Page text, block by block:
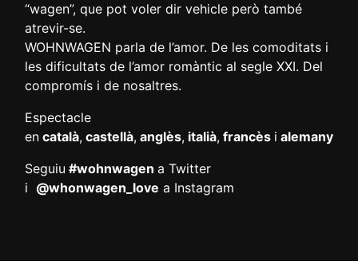
“wagen”, que pot voler dir vehicle però també
atrevir-se.
WOHNWAGEN parla de l’amor. De les comoditats i
les dificultats de l’amor romàntic al segle XXI. Del
compromís i de nosaltres.
Espectacle
en català, castellà, anglès, italià, francès i alemany
Seguiu #wohnwagen a Twitter
i @whonwagen_love a Instagram